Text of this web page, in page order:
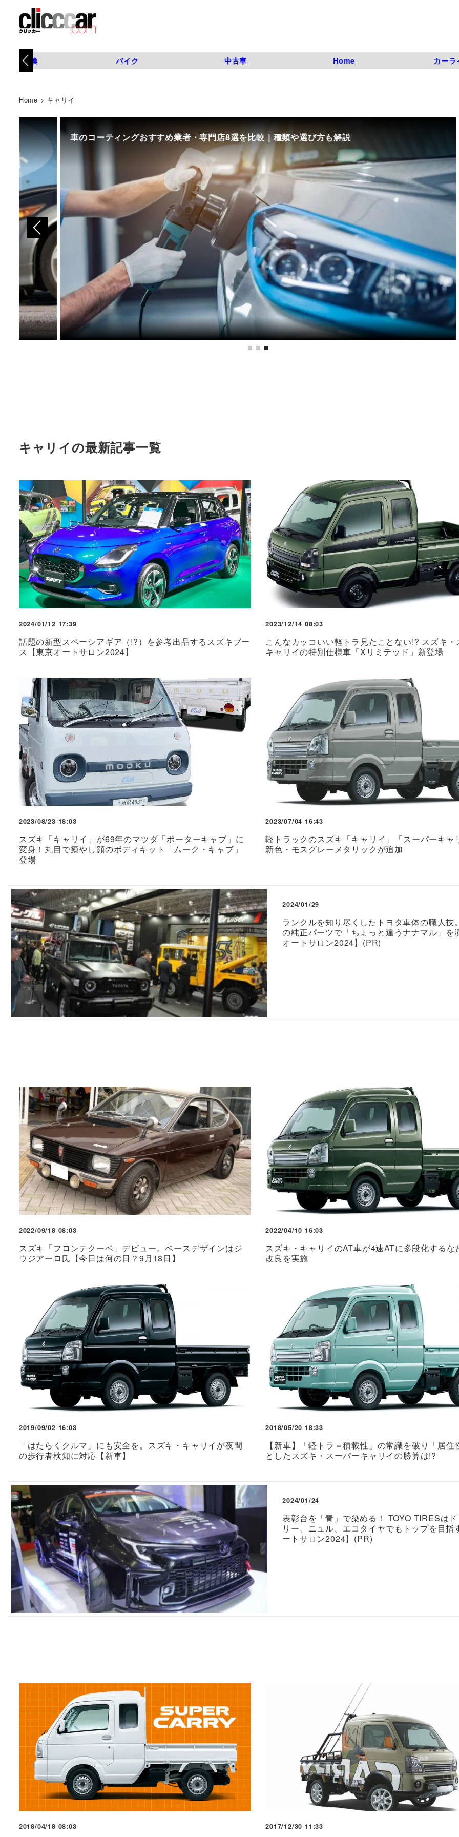
タイヤ交換 バイク 中古車 Home カーラ
Home > キャリイ
車のコーティングおすすめ業者・専門店8選を比較｜種類や選び方も解説
キャリイの最新記事一覧
2024/01/12 17:39
話題の新型スペーシアギア（!?）を参考出品するスズキブー
ス【東京オートサロン2024】
2023/12/14 08:03
こんなカッコいい軽トラ見たことない!? スズキ・
キャリイの特別仕様車「Xリミテッド」新登場
2023/08/23 18:03
スズキ「キャリイ」が69年のマツダ「ポーターキャブ」に
変身！丸目で癒やし顔のボディキット「ムーク・キャブ」
登場
2023/07/04 16:43
軽トラックのスズキ「キャリイ」「スーパーキャ
新色・モスグレーメタリックが追加
2024/01/29
ランクルを知り尽くしたトヨタ車体の職人技
の純正パーツで「ちょっと違うナナマル」を
オートサロン2024】(PR)
2022/09/18 08:03
スズキ「フロンテクーペ」デビュー。ベースデザインはジ
ウジアーロ氏【今日は何の日？9月18日】
2022/04/10 16:03
スズキ・キャリイのAT車が4速ATに多段化するな
改良を実施
2019/09/02 16:03
「はたらくクルマ」にも安全を。スズキ・キャリイが夜間
の歩行者検知に対応【新車】
2018/05/20 18:33
【新車】「軽トラ＝積載性」の常識を破り「居住
としたスズキ・スーパーキャリイの勝算は!?
2024/01/24
表彰台を「青」で染める！ TOYO TIRESは
リー、ニュル、エコタイヤでもトップを目指
ートサロン2024】(PR)
2018/04/18 08:03 2017/12/30 11:33